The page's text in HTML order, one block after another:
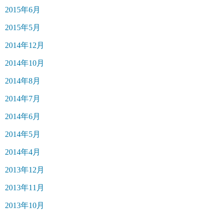
2015年6月
2015年5月
2014年12月
2014年10月
2014年8月
2014年7月
2014年6月
2014年5月
2014年4月
2013年12月
2013年11月
2013年10月